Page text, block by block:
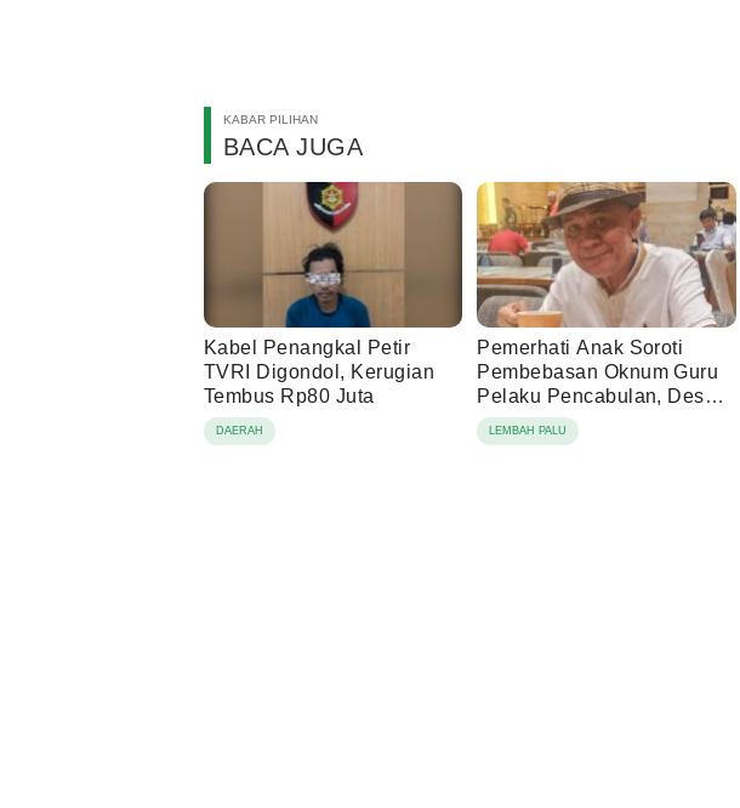
KABAR PILIHAN
BACA JUGA
Kabel Penangkal Petir
TVRI Digondol, Kerugian
Tembus Rp80 Juta
DAERAH
Pemerhati Anak Soroti
Pembebasan Oknum Guru
Pelaku Pencabulan, Desak
Proses Hukum Dilanjutkan
LEMBAH PALU